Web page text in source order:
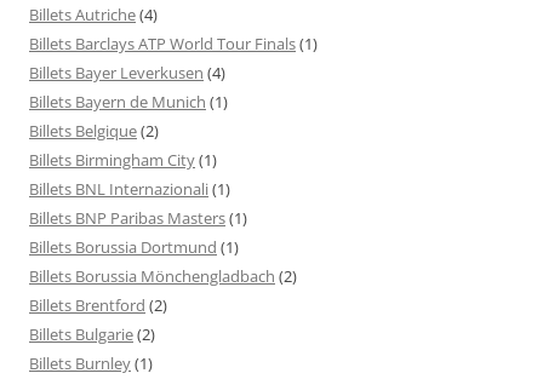
Billets Autriche(4)
Billets Barclays ATP World Tour Finals(1)
Billets Bayer Leverkusen (4)
Billets Bayern de Munich (1)
Billets Belgique(2)
Billets Birmingham City(1)
Billets BNL Internazionali(1)
Billets BNP Paribas Masters(1)
Billets Borussia Dortmund (1)
Billets Borussia Mönchengladbach (2)
Billets Brentford (2)
Billets Bulgarie(2)
Billets Burnley(1)